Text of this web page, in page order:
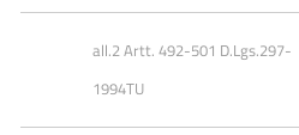
all.2 Artt. 492-501 D.Lgs.297-
1994TU